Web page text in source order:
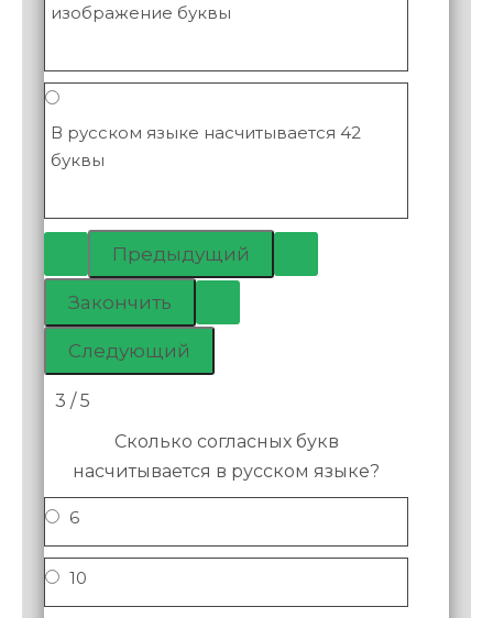
изображение буквы
В русском языке насчитывается 42
буквы
3 / 5
Сколько согласных букв
насчитывается в русском языке?
6
10